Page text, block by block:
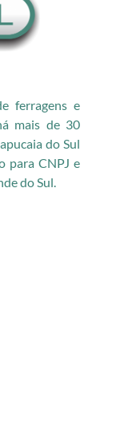
ferragens e
mais de 30
do Sul
para CNPJ e
do Sul.